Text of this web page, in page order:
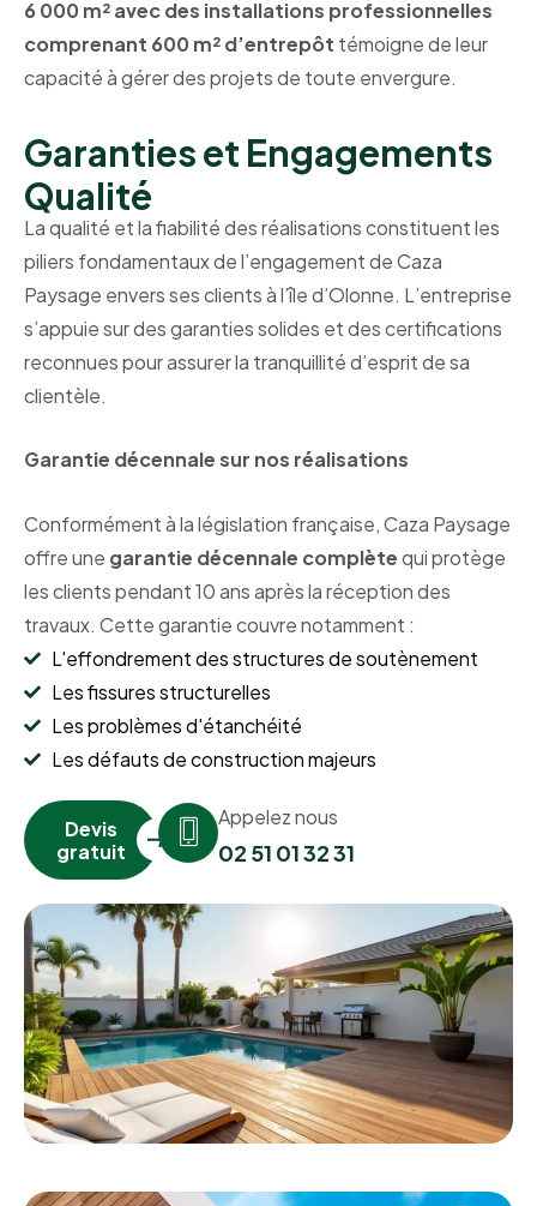
6 000 m² avec des installations professionnelles
comprenant 600 m² d’entrepôt témoigne de leur
capacité à gérer des projets de toute envergure.
Garanties et Engagements
Qualité
La qualité et la fiabilité des réalisations constituent les
piliers fondamentaux de l’engagement de Caza
Paysage envers ses clients à l’île d’Olonne. L’entreprise
s’appuie sur des garanties solides et des certifications
reconnues pour assurer la tranquillité d’esprit de sa
clientèle.
Garantie décennale sur nos réalisations
Conformément à la législation française, Caza Paysage
offre une garantie décennale complètequi protège
les clients pendant 10 ans après la réception des
travaux. Cette garantie couvre notamment :
L'effondrement des structures de soutènement
Les fissures structurelles
Les problèmes d'étanchéité
Les défauts de construction majeurs
Devis
gratuit
Appelez nous
02 51 01 32 31